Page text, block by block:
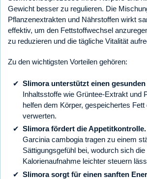
Gewicht besser zu regulieren. Die
Pflanzenextrakten und Nährstoffen wirkt
effektiv, um den Fettstoffwechsel
zu reduzieren und die tägliche Vitalität
Zu den wichtigsten Vorteilen gehören:
Slimora unterstützt einen
Inhaltsstoffe wie Grüntee-Extrakt und
helfen dem Körper, gespeichertes
verwerten.
Slimora fördert die Appetitkontrolle.
Garcinia cambogia tragen zu einem
Sättigungsgefühl bei, wodurch sich die
Kalorienaufnahme leichter steuern
Slimora sorgt für einen sanften